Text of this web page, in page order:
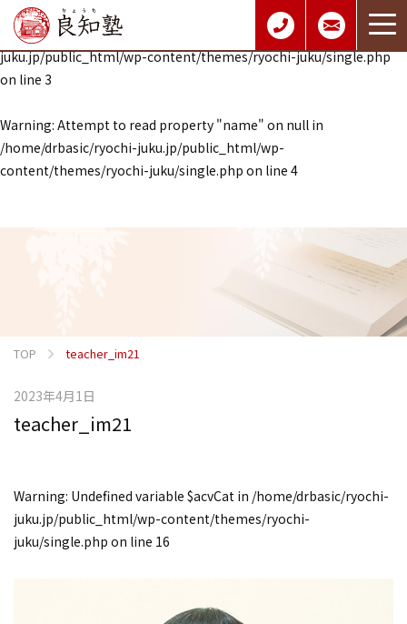
Warning : Undefined array key 0 in
/home/drbasic/ryochi-
juku.jp/public_html/wp-content/themes/ryochi-juku/single.php
on line 3
Warning: Attempt to read property "name" on null in
/home/drbasic/ryochi-juku.jp/public_html/wp-
content/themes/ryochi-juku/single.php on line 4
TOP teacher_im21
2023年4月1日
teacher_im21
Warning: Undefined variable $acvCat in /home/drbasic/ryochi-
juku.jp/public_html/wp-content/themes/ryochi-
juku/single.php on line 16